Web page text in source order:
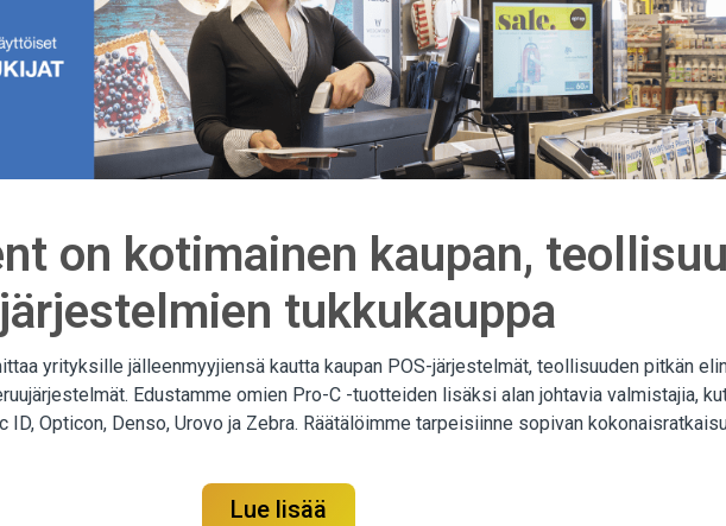
on kotimainen kaupan,
tukkukauppa
yrityksille jälleenmyyjiensä kautta kaupan POS-järjestelmät, teollisuuden pitkän
Edustamme omien Pro-C -tuotteiden lisäksi alan johtavia valmistajia,
ID, Opticon, Denso, Urovo ja Zebra. Räätälöimme tarpeisiinne sopivan
Lue lisää